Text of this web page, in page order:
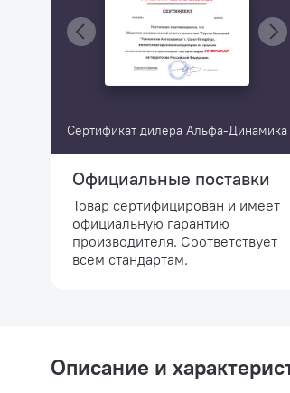
Сертификат дилера Альфа-Динамика
Официальные поставки
Товар сертифицирован и имеет
официальную гарантию
производителя. Соответствует
всем стандартам.
Описание и